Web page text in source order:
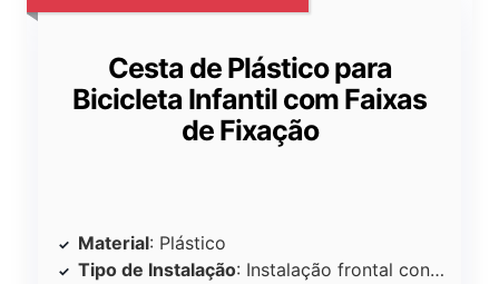
Cesta de Plástico para
Bicicleta Infantil com Faixas
de Fixação
Material: Plástico
Tipo de Instalação: Instalação frontal conveniente